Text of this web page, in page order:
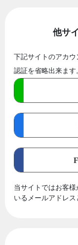
他サ
下記サイトのアカ
認証を省略出来ます
当サイトではお客
いるメールアドレス